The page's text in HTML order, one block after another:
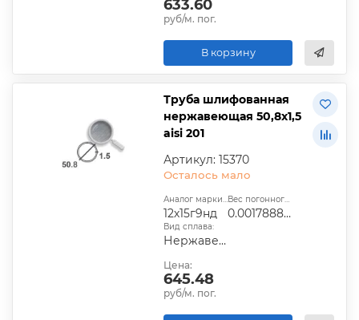
633.60
руб/м. пог.
В корзину
Труба шлифованная
нержавеющая 50,8х1,5
aisi 201
Артикул: 15370
Осталось мало
Аналог марки стали:
12х15г9нд
Вес погонного метра, т.:
0.0017888505
Вид сплава:
Нержавеющий
Цена:
645.48
руб/м. пог.